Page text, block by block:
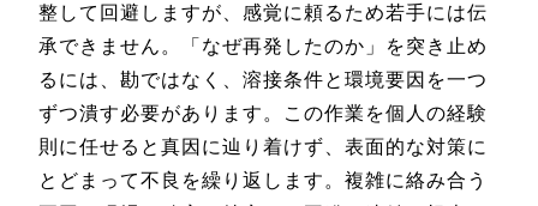
整して回避しますが、感覚に頼るため若手には伝
承できません。「なぜ再発したのか」を突き止め
るには、勘ではなく、溶接条件と環境要因を一つ
ずつ潰す必要があります。この作業を個人の経験
則に任せると真因に辿り着けず、表面的な対策に
とどまって不良を繰り返します。複雑に絡み合う